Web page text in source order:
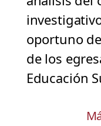
oportuno
de los
Educación